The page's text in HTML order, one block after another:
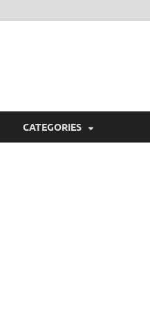
CATEGORIES